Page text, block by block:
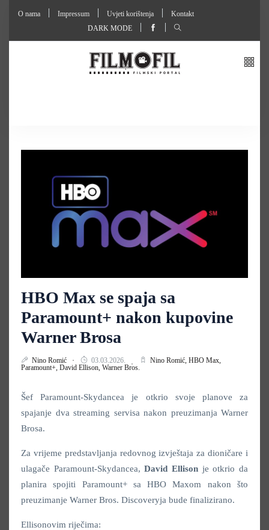
O nama Impressum Uvjeti korištenja
Kontakt
DARK MODE
HBO Max se spaja sa
Paramount+ nakon kupovine
Warner Brosa
Nino Romić 03.03.2026. Nino Romić, HBO Max,
Paramount+, David Ellison, Warner Bros.
Šef Paramount-Skydancea je otkrio svoje planove za
spajanje dva streaming servisa nakon preuzimanja Warner
Brosa.
Za vrijeme predstavljanja redovnog izvještaja za dioničare i
ulagače Paramount-Skydancea,David Ellison je otkrio da
planira spojiti Paramount+ sa HBO Maxom nakon što
preuzimanje Warner Bros. Discoveryja bude finalizirano.
Ellisonovim riječima: